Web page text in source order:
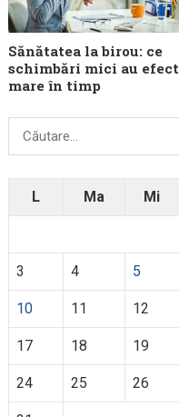
Sănătatea la birou: ce
schimbări mici au efect
mare în timp
L Ma Mi
3 4 5
10 11 12
17 18 19
24 25 26